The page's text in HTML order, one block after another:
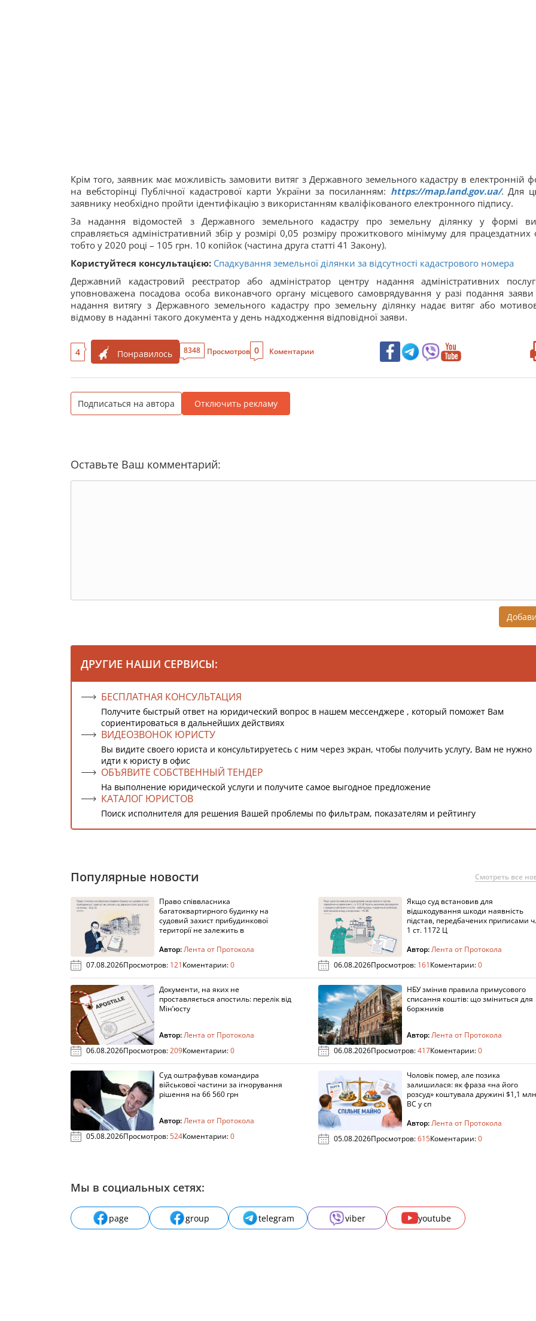
Крім того, заявник має можливість замовити витяг з Державного земельного кадастру в електронній
на вебсторінці Публічної кадастрової карти України за посиланням: https://map.land.gov.ua/. Для
заявнику необхідно пройти ідентифікацію з використанням кваліфікованого електронного підпису.
За надання відомостей з Державного земельного кадастру про земельну ділянку у формі
справляється адміністративний збір у розмірі 0,05 розміру прожиткового мінімуму для працездатних
тобто у 2020 році – 105 грн. 10 копійок (частина друга статті 41 Закону).
Користуйтеся консультацією: Спадкування земельної ділянки за відсутності кадастрового номера
Державний кадастровий реєстратор або адміністратор центру надання адміністративних
уповноважена посадова особа виконавчого органу місцевого самоврядування у разі подання
надання витягу з Державного земельного кадастру про земельну ділянку надає витяг або
відмову в наданні такого документа у день надходження відповідної заяви.
4 Понравилось 8348 Просмотров 0 Коментарии
Подписаться на автора Отключить рекламу
Оставьте Ваш комментарий:
ДРУГИЕ НАШИ СЕРВИСЫ:
БЕСПЛАТНАЯ КОНСУЛЬТАЦИЯ
Получите быстрый ответ на юридический вопрос в нашем мессенджере , который поможет Вам
сориентироваться в дальнейших действиях
ВИДЕОЗВОНОК ЮРИСТУ
Вы видите своего юриста и консультируетесь с ним через экран, чтобы получить услугу, Вам не нужно
идти к юристу в офис
ОБЪЯВИТЕ СОБСТВЕННЫЙ ТЕНДЕР
На выполнение юридической услуги и получите самое выгодное предложение
КАТАЛОГ ЮРИСТОВ
Поиск исполнителя для решения Вашей проблемы по фильтрам, показателям и рейтингу
Популярные новости Смотреть все
Право співвласника
багатоквартирного будинку на
судовий захист прибудинкової
території не залежить в
Автор:Лента от Протокола
07.08.2026Просмотров: 121Коментарии:0
Якщо суд встановив для
відшкодування шкоди наявність
підстав, передбачених приписами ч.
1 ст. 1172 Ц
Автор:Лента от Протокола
06.08.2026Просмотров: 161Коментарии:0
Документи, на яких не
проставляється апостиль: перелік від
Мін’юсту
Автор:Лента от Протокола
06.08.2026Просмотров:209Коментарии:0
НБУ змінив правила примусового
списання коштів: що зміниться для
боржників
Автор:Лента от Протокола
06.08.2026Просмотров:417Коментарии:0
Суд оштрафував командира
військової частини за ігнорування
рішення на 66 560 грн
Автор:Лента от Протокола
05.08.2026Просмотров:524Коментарии:0
Чоловік помер, але позика
залишилася: як фраза «на його
розсуд» коштувала дружині $1,1
ВС у сп
Автор:Лента от Протокола
05.08.2026Просмотров:615Коментарии:0
Мы в социальных сетях:
page group telegram viber youtube